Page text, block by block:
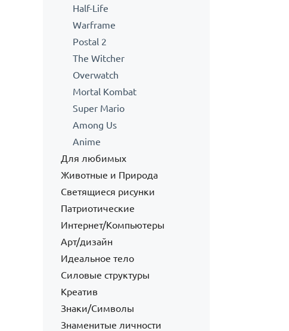
Half-Life
Warframe
Postal 2
The Witcher
Overwatch
Mortal Kombat
Super Mario
Among Us
Anime
Для любимых
Животные и Природа
Светящиеся рисунки
Патриотические
Интернет/Компьютеры
Арт/дизайн
Идеальное тело
Силовые структуры
Креатив
Знаки/Символы
Знаменитые личности